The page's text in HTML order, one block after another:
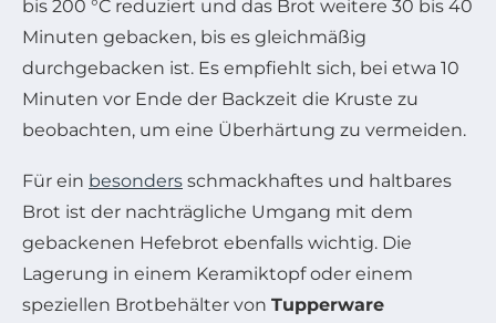
bis 200 °C reduziert und das Brot weitere 30 bis 40
Minuten gebacken, bis es gleichmäßig
durchgebacken ist. Es empfiehlt sich, bei etwa 10
Minuten vor Ende der Backzeit die Kruste zu
beobachten, um eine Überhärtung zu vermeiden.
Für ein besonders schmackhaftes und haltbares
Brot ist der nachträgliche Umgang mit dem
gebackenen Hefebrot ebenfalls wichtig. Die
Lagerung in einem Keramiktopf oder einem
speziellen Brotbehälter von Tupperware